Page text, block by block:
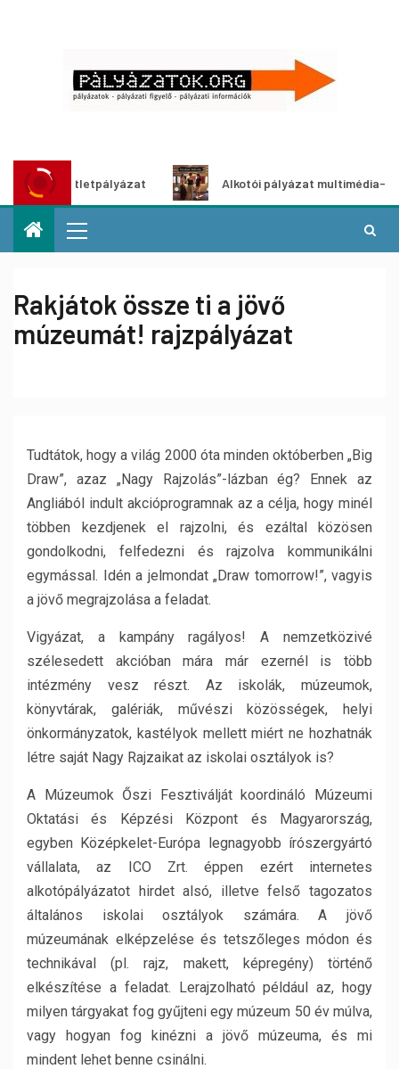
ötletpályázat Alkotói pályázat multimédia-
Rakjátok össze ti a jövő
múzeumát! rajzpályázat
Tudtátok, hogy a világ 2000 óta minden októberben „Big
Draw”, azaz „Nagy Rajzolás”-lázban ég? Ennek az
Angliából indult akcióprogramnak az a célja, hogy minél
többen kezdjenek el rajzolni, és ezáltal közösen
gondolkodni, felfedezni és rajzolva kommunikálni
egymással. Idén a jelmondat „Draw tomorrow!”, vagyis
a jövő megrajzolása a feladat.
Vigyázat, a kampány ragályos! A nemzetközivé
szélesedett akcióban mára már ezernél is több
intézmény vesz részt. Az iskolák, múzeumok,
könyvtárak, galériák, művészi közösségek, helyi
önkormányzatok, kastélyok mellett miért ne hozhatnák
létre saját Nagy Rajzaikat az iskolai osztályok is?
A Múzeumok Őszi Fesztiválját koordináló Múzeumi
Oktatási és Képzési Központ és Magyarország,
egyben Középkelet-Európa legnagyobb írószergyártó
vállalata, az ICO Zrt. éppen ezért internetes
alkotópályázatot hirdet alsó, illetve felső tagozatos
általános iskolai osztályok számára. A jövő
múzeumának elképzelése és tetszőleges módon és
technikával (pl. rajz, makett, képregény) történő
elkészítése a feladat. Lerajzolható például az, hogy
milyen tárgyakat fog gyűjteni egy múzeum 50 év múlva,
vagy hogyan fog kinézni a jövő múzeuma, és mi
mindent lehet benne csinálni.